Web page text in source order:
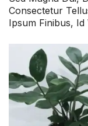
Consectetur
Ipsum Finibus, Id